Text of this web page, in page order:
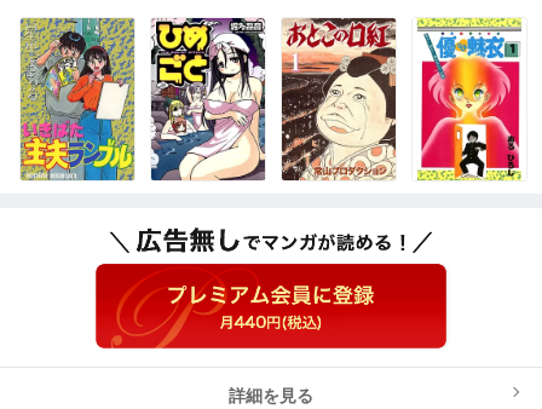
詳細を見る